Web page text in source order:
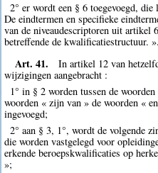
2° er wordt een § 6 toegevoegd,
De eindtermen en specifieke
van de niveaudescriptoren uit artikel
betreffende de kwalificatiestructuur. ».
Art. 41.
In artikel 12 van
wijzigingen aangebracht :
1° in § 2 worden tussen de
woorden « zijn van » de woorden «
ingevoegd;
2° aan § 3, 1°, wordt de volgende
die worden vastgelegd voor
erkende beroepskwalificaties op
»;